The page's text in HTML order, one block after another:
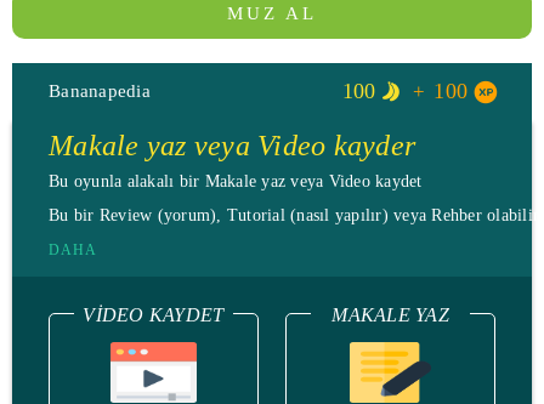
MUZ AL
Bananapedia 100 100
Makale yaz veya Video kayder
Bu oyunla alakalı bir Makale yaz veya Video kaydet
Bu bir Review (yorum), Tutorial (nasıl yapılır) veya Rehber
DAHA
VIDEO KAYDET MAKALE YAZ